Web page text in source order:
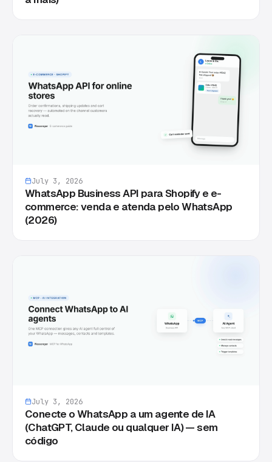
July 3, 2026
WhatsApp Business API para Shopify e e-
commerce: venda e atenda pelo WhatsApp
(2026)
July 3, 2026
Conecte o WhatsApp a um agente de IA
(ChatGPT, Claude ou qualquer IA) — sem
código